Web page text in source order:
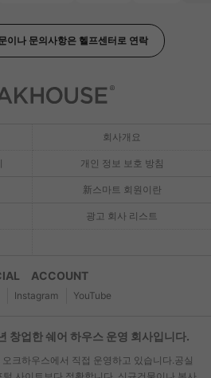
이나 문의사항은 헬프센터로 연락
회사개요
개인 정보 보호 방침
新스마트 회원이란
광고 회사 리스트
ACCOUNT
Instagram YouTube
창업한 쉐어 하우스 운영 회사입니다.
크하우스에서 직접 운영하고 있습니다.공실